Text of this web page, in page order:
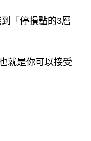
「停損點的3層
就是你可以接受